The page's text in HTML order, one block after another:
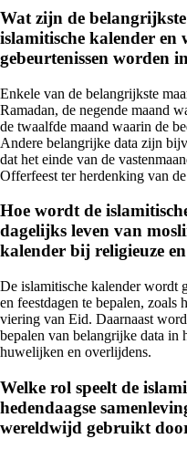
Wat zijn de
islamitische kalender en
gebeurtenissen worden
Enkele van de belangrijkste
Ramadan, de negende maand
de twaalfde maand waarin de
Andere belangrijke data zijn
dat het einde van de
Offerfeest ter herdenking van
Hoe wordt de
dagelijks leven van
kalender bij religieuze
De islamitische kalender wordt
en feestdagen te bepalen, zoals
viering van Eid. Daarnaast
bepalen van belangrijke data in
huwelijken en overlijdens.
Welke rol speelt de
hedendaagse
wereldwijd gebruikt